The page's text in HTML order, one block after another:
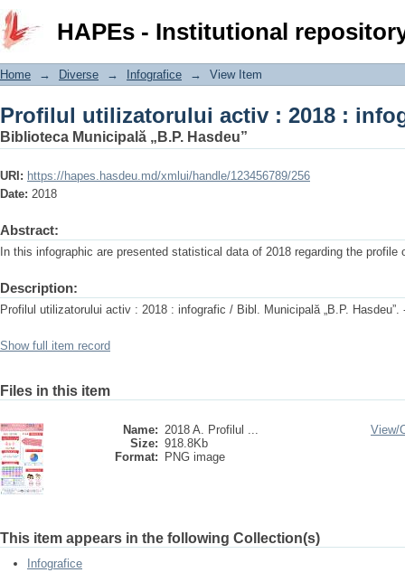
HAPEs - Institutional
Profilul utilizatorului activ : 2018 :
Home → Diverse → Infografice → View Item
Profilul utilizatorului activ : 2018 :
Biblioteca Municipală „B.P. Hasdeu”
URI: https://hapes.hasdeu.md/xmlui/handle/123456789/256
Date: 2018
Abstract:
In this infographic are presented statistical data of 2018 regarding the
Description:
Profilul utilizatorului activ : 2018 : infografic / Bibl. Municipală „B.P.
Show full item record
Files in this item
Name: 2018 A. Profilul ...
Size: 918.8Kb
Format:
PNG image
View/
This item appears in the following Collection(s)
Infografice